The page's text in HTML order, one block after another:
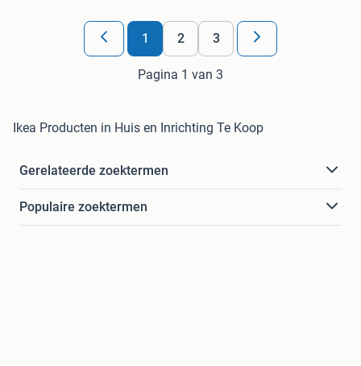
1 2 3
Pagina 1 van 3
Ikea Producten in Huis en Inrichting Te Koop
Gerelateerde zoektermen
Populaire zoektermen